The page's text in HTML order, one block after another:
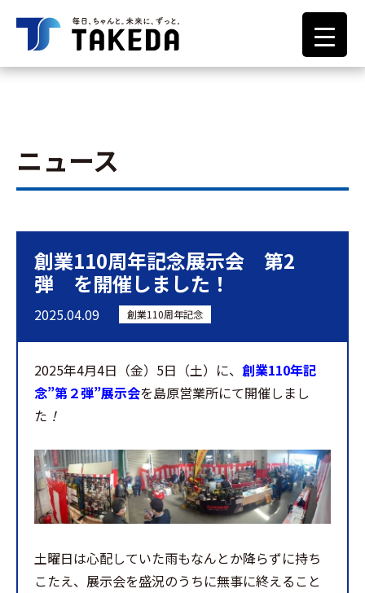
ニュース
創業110周年記念展示会 第2
弾 を開催しました！
2025.04.09 創業110周年記念
2025年4月4日（金）5日（土）に、 創業110年記
念”第２弾”展示会を島原営業所にて開催しまし
た ！
土曜日は心配していた雨もなんとか降らずに持ち
こたえ、展示会を盛況のうちに無事に終えること